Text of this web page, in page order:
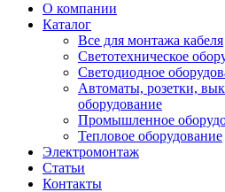
О компании
Каталог
Все для монтажа кабеля
Светотехническое
Светодиодное
Автоматы, розетки,
оборудование
Промышленное
Тепловое оборудование
Электромонтаж
Статьи
Контакты